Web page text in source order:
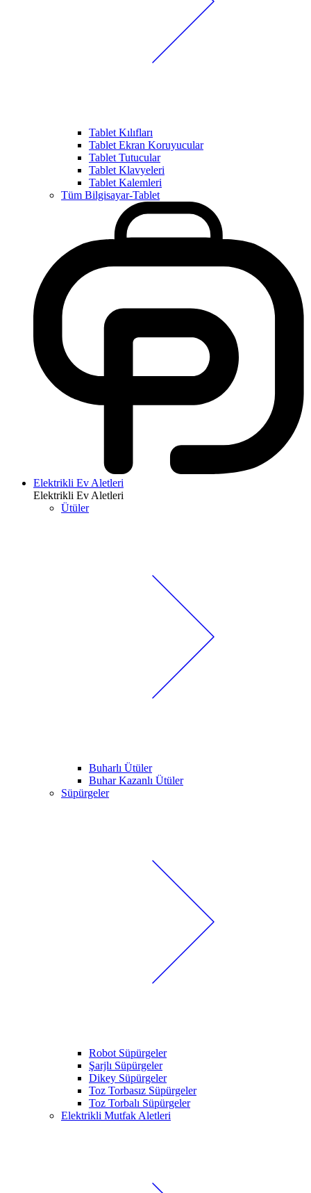
Tablet Kılıfları
Tablet Ekran Koruyucular
Tablet Tutucular
Tablet Klavyeleri
Tablet Kalemleri
Tüm Bilgisayar-Tablet
Elektrikli Ev Aletleri
Elektrikli Ev Aletleri
Ütüler
Buharlı Ütüler
Buhar Kazanlı Ütüler
Süpürgeler
Robot Süpürgeler
Şarjlı Süpürgeler
Dikey Süpürgeler
Toz Torbasız Süpürgeler
Toz Torbalı Süpürgeler
Elektrikli Mutfak Aletleri